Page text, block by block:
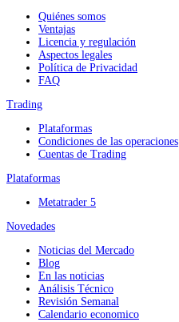
Quiénes somos
Ventajas
Licencia y regulación
Aspectos legales
Política de Privacidad
FAQ
Trading
Plataformas
Condiciones de las operaciones
Cuentas de Trading
Plataformas
Metatrader 5
Novedades
Noticias del Mercado
Blog
En las noticias
Análisis Técnico
Revisión Semanal
Calendario economico